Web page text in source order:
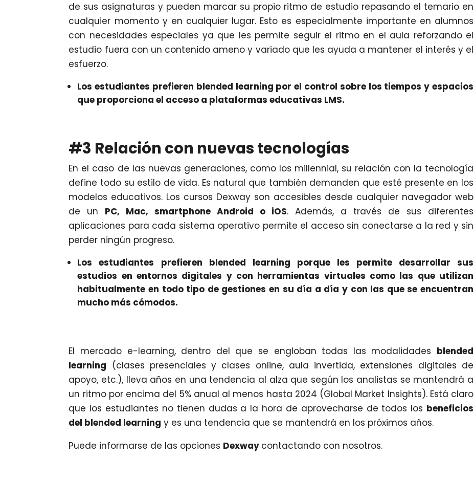
de sus asignaturas y pueden marcar su propio ritmo de estudio repasando el temario en
cualquier momento y en cualquier lugar. Esto es especialmente importante en alumnos
con necesidades especiales ya que les permite seguir el ritmo en el aula reforzando el
estudio fuera con un contenido ameno y variado que les ayuda a mantener el interés y el
esfuerzo.
Los estudiantes prefieren blended learning por el control sobre los tiempos y espacios
que proporciona el acceso a plataformas educativas LMS.
#3 Relación con nuevas tecnologías
En el caso de las nuevas generaciones, como los millennial, su relación con la tecnología
define todo su estilo de vida. Es natural que también demanden que esté presente en los
modelos educativos. Los cursos Dexway son accesibles desde cualquier navegador web
de un PC, Mac, smartphone Android o iOS. Además, a través de sus diferentes
aplicaciones para cada sistema operativo permite el acceso sin conectarse a la red y sin
perder ningún progreso.
Los estudiantes prefieren blended learning porque les permite desarrollar sus
estudios en entornos digitales y con herramientas virtuales como las que utilizan
habitualmente en todo tipo de gestiones en su día a día y con las que se encuentran
mucho más cómodos.
El mercado e-learning, dentro del que se engloban todas las modalidades blended
learning (clases presenciales y clases online, aula invertida, extensiones digitales de
apoyo, etc.), lleva años en una tendencia al alza que según los analistas se mantendrá a
un ritmo por encima del 5% anual al menos hasta 2024 (Global Market Insights). Está claro
que los estudiantes no tienen dudas a la hora de aprovecharse de todos los beneficios
del blended learning y es una tendencia que se mantendrá en los próximos años.
Puede informarse de las opciones Dexway contactando con nosotros.